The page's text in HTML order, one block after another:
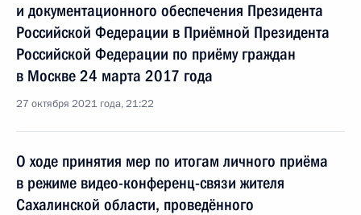
и документационного обеспечения Президента
Российской Федерации в Приёмной Президента
Российской Федерации по приёму граждан
в Москве 24 марта 2017 года
27 октября 2021 года, 21:22
О ходе принятия мер по итогам личного приёма
в режиме видео-конференц-связи жителя
Сахалинской области, проведённого